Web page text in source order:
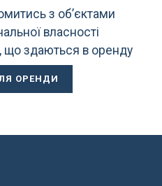
з об’єктами
власності
що здаються в оренду
ОРЕНДИ